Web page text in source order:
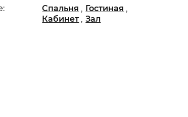
Спальня , Гостиная ,
Кабинет ,Зал